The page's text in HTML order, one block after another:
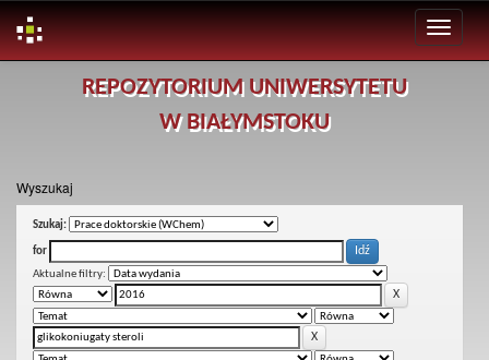
REPOZYTORIUM UNIWERSYTETU
W BIAŁYMSTOKU
Wyszukaj
Szukaj:
for
Aktualne filtry: